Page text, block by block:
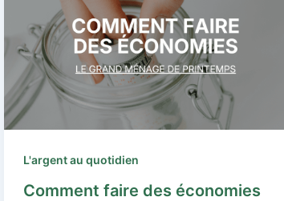
L'argent au quotidien
Comment faire des économies